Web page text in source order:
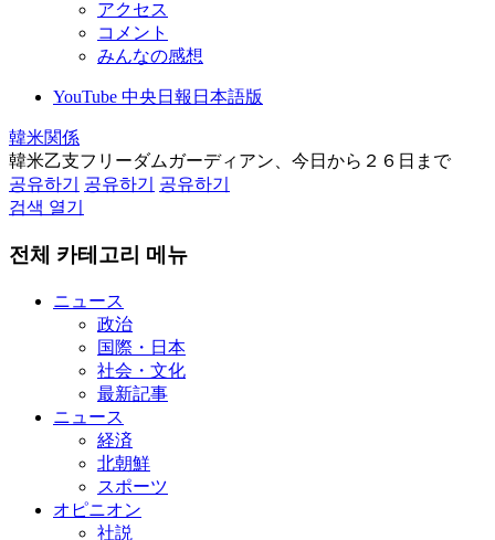
アクセス
コメント
みんなの感想
YouTube 中央日報日本語版
韓米関係
韓米乙支フリーダムガーディアン、今日から２６日まで
공유하기
공유하기
공유하기
검색 열기
전체 카테고리 메뉴
ニュース
政治
国際・日本
社会・文化
最新記事
ニュース
経済
北朝鮮
スポーツ
オピニオン
社説